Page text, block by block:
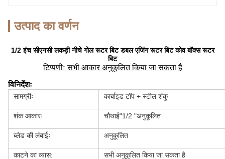
उत्पाद का वर्णन
1/2 इंच सीएनसी लकड़ी नीचे गोल रूटर बिट डबल एजिंग रूटर बिट कोव बॉक्स रूटर
बिट
टिप्पणीः सभी आकार अनुकूलित किया जा सकता है
विनिर्देशः
सामग्रीः कार्बाइड टॉप + स्टील शंकु
शंक आकारः चौथाई"1/2 "अनुकूलित
ब्लेड की लंबाईः अनुकूलित
काटने का व्यास: सभी अनुकूलित किया जा सकता है